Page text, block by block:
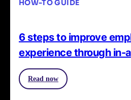
HOW-TO GUIDE
6 steps to improve
experience through in-
Read now